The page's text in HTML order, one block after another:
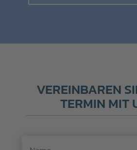
VEREINBAREN
TERMIN MIT